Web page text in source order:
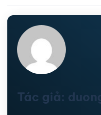
Tác giả: